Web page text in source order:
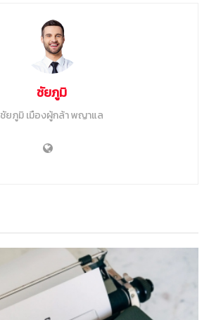
ชัยภูมิ
ชัยภูมิ เมืองผู้กล้า พญาแล